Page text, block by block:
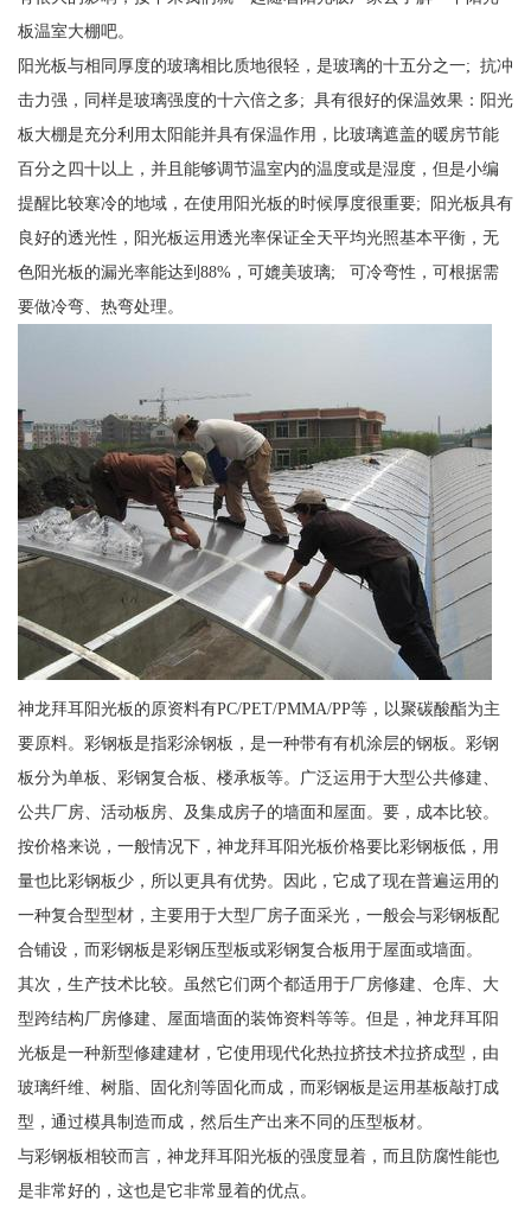
板温室大棚吧。
阳光板与相同厚度的玻璃相比质地很轻，是玻璃的十五分之一; 抗冲
击力强，同样是玻璃强度的十六倍之多; 具有很好的保温效果：阳光
板大棚是充分利用太阳能并具有保温作用，比玻璃遮盖的暖房节能
百分之四十以上，并且能够调节温室内的温度或是湿度，但是小编
提醒比较寒冷的地域，在使用阳光板的时候厚度很重要; 阳光板具有
良好的透光性，阳光板运用透光率保证全天平均光照基本平衡，无
色阳光板的漏光率能达到88%，可媲美玻璃; 可冷弯性，可根据需
要做冷弯、热弯处理。
神龙拜耳阳光板的原资料有PC/PET/PMMA/PP等，以聚碳酸酯为主
要原料。彩钢板是指彩涂钢板，是一种带有有机涂层的钢板。彩钢
板分为单板、彩钢复合板、楼承板等。广泛运用于大型公共修建、
公共厂房、活动板房、及集成房子的墙面和屋面。要，成本比较。
按价格来说，一般情况下，神龙拜耳阳光板价格要比彩钢板低，用
量也比彩钢板少，所以更具有优势。因此，它成了现在普遍运用的
一种复合型型材，主要用于大型厂房子面采光，一般会与彩钢板配
合铺设，而彩钢板是彩钢压型板或彩钢复合板用于屋面或墙面。
其次，生产技术比较。虽然它们两个都适用于厂房修建、仓库、大
型跨结构厂房修建、屋面墙面的装饰资料等等。但是，神龙拜耳阳
光板是一种新型修建建材，它使用现代化热拉挤技术拉挤成型，由
玻璃纤维、树脂、固化剂等固化而成，而彩钢板是运用基板敲打成
型，通过模具制造而成，然后生产出来不同的压型板材。
与彩钢板相较而言，神龙拜耳阳光板的强度显着，而且防腐性能也
是非常好的，这也是它非常显着的优点。